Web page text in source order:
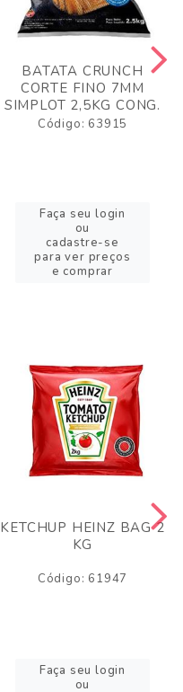
BATATA CRUNCH
CORTE FINO 7MM
SIMPLOT 2,5KG CONG.
Código: 63915
Faça seu login
ou
cadastre-se
para ver preços
e comprar
KETCHUP HEINZ BAG 2
KG
Código: 61947
Faça seu login
ou